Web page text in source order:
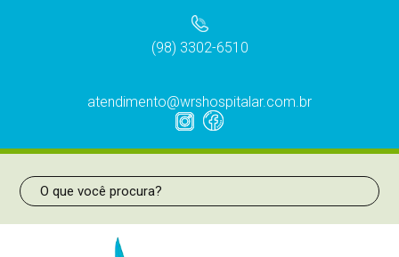
(98) 3302-6510
atendimento@wrshospitalar.com.br